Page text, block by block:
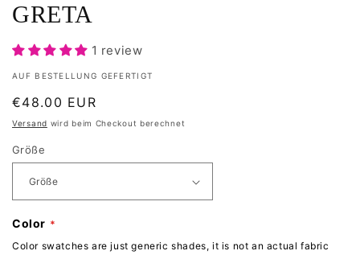
GRETA
1 review
AUF BESTELLUNG GEFERTIGT
Normaler
Preis
€48.00 EUR
Versand wird beim Checkout berechnet
Größe
Color
Color swatches are just generic shades, it is not an actual fabric